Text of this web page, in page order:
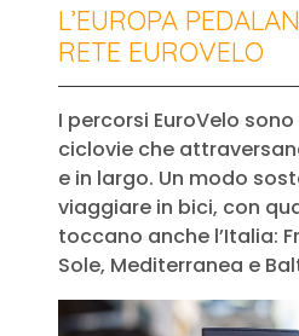
L’EUROPA
RETE EUROVELO
I percorsi EuroVelo sono
ciclovie che
e in largo. Un modo
viaggiare in bici, con
toccano anche l’Italia:
Sole, Mediterranea e